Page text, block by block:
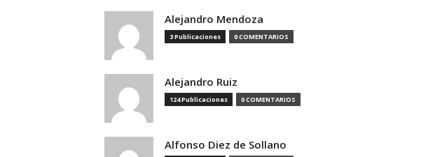
Alejandro Mendoza
3 Publicaciones 0 COMENTARIOS
Alejandro Ruiz
124 Publicaciones 0 COMENTARIOS
Alfonso Diez de Sollano